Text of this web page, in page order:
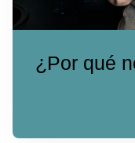
¿Por qué